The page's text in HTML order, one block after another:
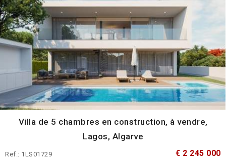
Villa de 5 chambres en construction, à vendre,
Lagos, Algarve
Ref.: 1LS01729 € 2 245 000